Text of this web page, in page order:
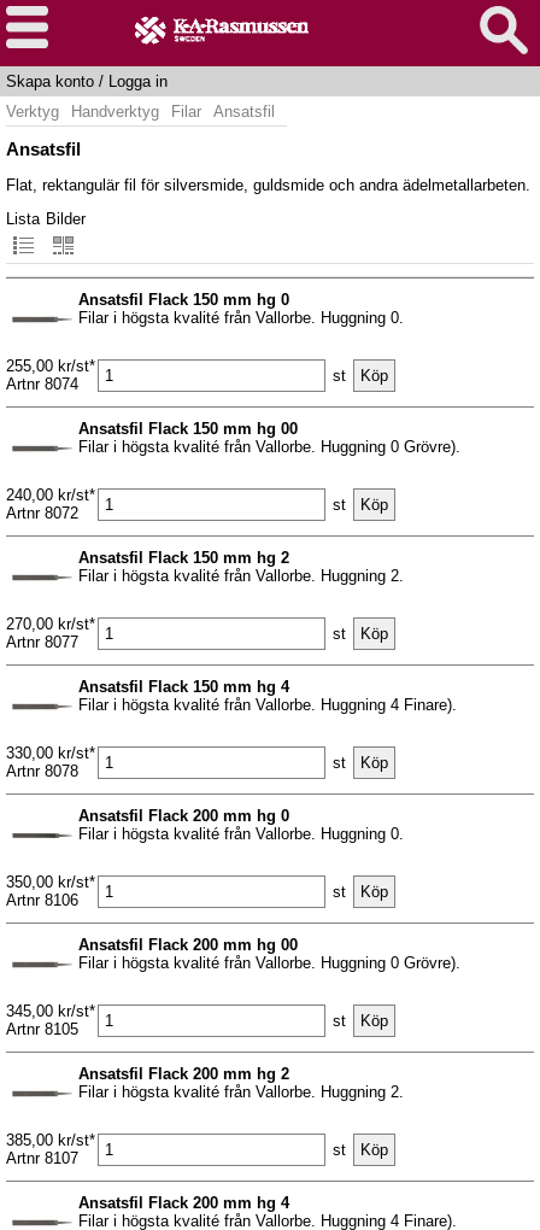
Skapa konto / Logga in
Verktyg
Handverktyg Filar Ansatsfil
Ansatsfil
Flat, rektangulär fil för silversmide, guldsmide och andra ädelmetallarbeten.
Lista Bilder
Ansatsfil Flack 150 mm hg 0
Filar i högsta kvalité från Vallorbe. Huggning 0.
255,00 kr/st*
Artnr 8074
st
Ansatsfil Flack 150 mm hg 00
Filar i högsta kvalité från Vallorbe. Huggning 0 Grövre).
240,00 kr/st*
Artnr 8072
st
Ansatsfil Flack 150 mm hg 2
Filar i högsta kvalité från Vallorbe. Huggning 2.
270,00 kr/st*
Artnr 8077
st
Ansatsfil Flack 150 mm hg 4
Filar i högsta kvalité från Vallorbe. Huggning 4 Finare).
330,00 kr/st*
Artnr 8078
st
Ansatsfil Flack 200 mm hg 0
Filar i högsta kvalité från Vallorbe. Huggning 0.
350,00 kr/st*
Artnr 8106
st
Ansatsfil Flack 200 mm hg 00
Filar i högsta kvalité från Vallorbe. Huggning 0 Grövre).
345,00 kr/st*
Artnr 8105
st
Ansatsfil Flack 200 mm hg 2
Filar i högsta kvalité från Vallorbe. Huggning 2.
385,00 kr/st*
Artnr 8107
st
Ansatsfil Flack 200 mm hg 4
Filar i högsta kvalité från Vallorbe. Huggning 4 Finare).